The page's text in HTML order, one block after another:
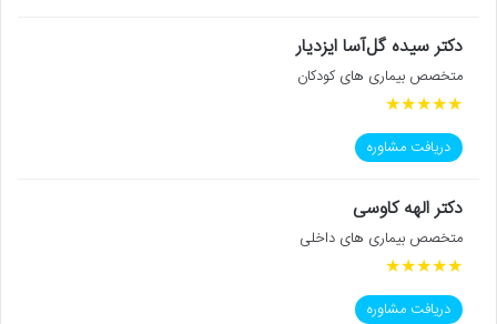
دکتر سیده گل‌آسا ایزدیار
متخصص بیماری های کودکان
★
★
★
★
★
دریافت مشاوره
دکتر الهه کاوسی
متخصص بیماری های داخلی
★
★
★
★
★
دریافت مشاوره